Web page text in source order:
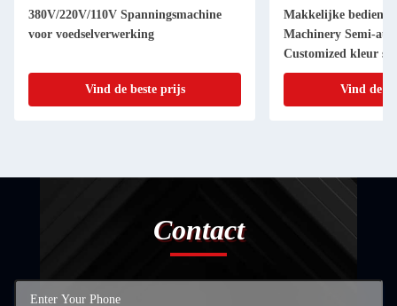
380V/220V/110V Spanningsmachine
voor voedselverwerking
Vind de beste prijs
Makkelijke
Machinery Semi-
Customized kleur
Vind de
Contact